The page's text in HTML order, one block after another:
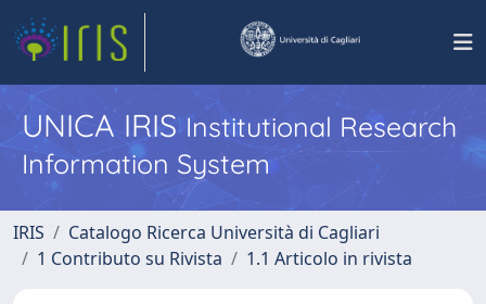
UNICA IRISInstitutional Research
Information System
IRIS
Catalogo Ricerca Università di Cagliari
1 Contributo su Rivista
1.1 Articolo in rivista